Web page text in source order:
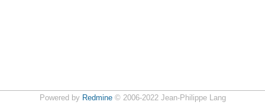
Powered by Redmine© 2006-2022 Jean-Philippe Lang